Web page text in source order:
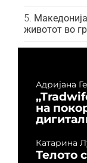
животот во
Адријана
на
Катарина
Телото